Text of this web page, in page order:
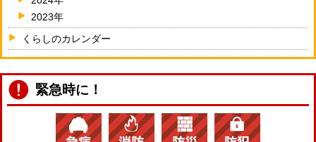
2023年
くらしのカレンダー
緊急時に！